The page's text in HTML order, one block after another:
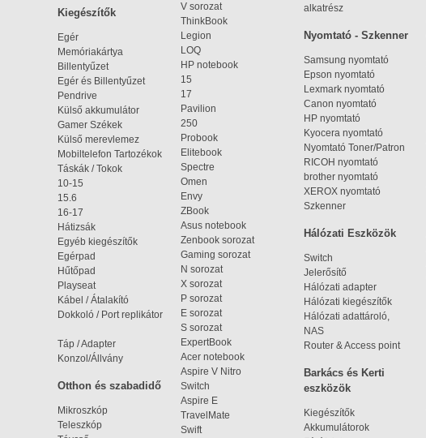
V sorozat
ThinkBook
Legion
LOQ
HP notebook
15
17
Pavilion
250
Probook
Elitebook
Spectre
Omen
Envy
ZBook
Asus notebook
Zenbook sorozat
Gaming sorozat
N sorozat
X sorozat
P sorozat
E sorozat
S sorozat
ExpertBook
Acer notebook
Aspire V Nitro
Switch
Aspire E
TravelMate
Swift
alkatrész
Kiegészítők
Egér
Memóriakártya
Billentyűzet
Egér és Billentyűzet
Pendrive
Külső akkumulátor
Gamer Székek
Külső merevlemez
Mobiltelefon Tartozékok
Táskák / Tokok
10-15
15.6
16-17
Hátizsák
Egyéb kiegészítők
Egérpad
Hűtőpad
Playseat
Kábel / Átalakító
Dokkoló / Port replikátor
Táp / Adapter
Konzol/Állvány
Nyomtató - Szkenner
Samsung nyomtató
Epson nyomtató
Lexmark nyomtató
Canon nyomtató
HP nyomtató
Kyocera nyomtató
Nyomtató Toner/Patron
RICOH nyomtató
brother nyomtató
XEROX nyomtató
Szkenner
Hálózati Eszközök
Switch
Jelerősítő
Hálózati adapter
Hálózati kiegészítők
Hálózati adattároló,
NAS
Router & Access point
Barkács és Kerti
eszközök
Kiegészítők
Akkumulátorok
Otthon és szabadidő
Mikroszkóp
Teleszkóp